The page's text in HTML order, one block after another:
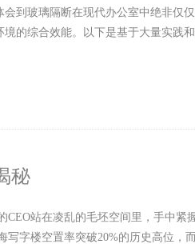
到玻璃隔断在现代办公室中绝非仅
的综合效能。以下是基于大量实践
秘
站在凌乱的毛坯空间里，手中紧
字楼空置率突破20%的历史高位，